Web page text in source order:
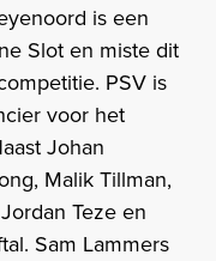
is een
Slot en miste dit
PSV is
voor het
Johan
Malik Tillman,
Teze en
Sam Lammers